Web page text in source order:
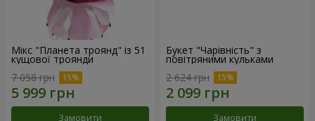
Мікс "Планета троянд" із 51
кущової троянди
7 058 грн
Замовити
Букет "Чарівність" з
повітряними кульками
2 624 грн
Замовити